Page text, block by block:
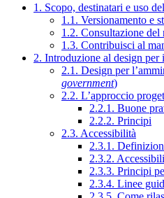
1. Scopo, destinatari e uso
1.1. Versionamento e
1.2. Consultazione del
1.3. Contribuisci al
2. Introduzione al design
2.1. Design per
government)
2.2. L’approccio
2.2.1. Buone
2.2.2. Principi
2.3. Accessibilità
2.3.1.
2.3.2.
2.3.3. Principi
2.3.4. Linee